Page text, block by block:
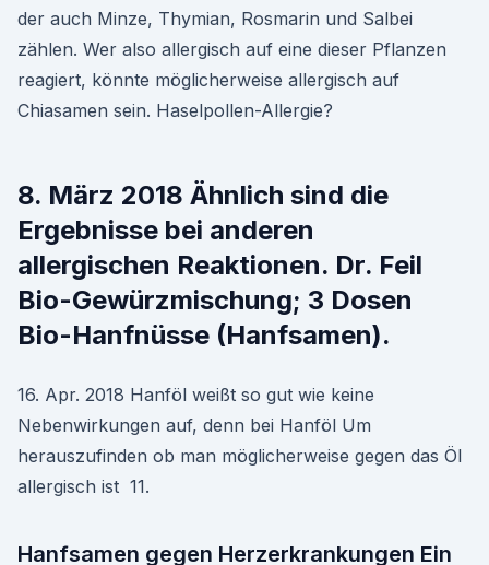
der auch Minze, Thymian, Rosmarin und Salbei
zählen. Wer also allergisch auf eine dieser Pflanzen
reagiert, könnte möglicherweise allergisch auf
Chiasamen sein. Haselpollen-Allergie?
8. März 2018 Ähnlich sind die
Ergebnisse bei anderen
allergischen Reaktionen. Dr. Feil
Bio-Gewürzmischung; 3 Dosen
Bio-Hanfnüsse (Hanfsamen).
16. Apr. 2018 Hanföl weißt so gut wie keine
Nebenwirkungen auf, denn bei Hanföl Um
herauszufinden ob man möglicherweise gegen das Öl
allergisch ist 11.
Hanfsamen gegen Herzerkrankungen Ein